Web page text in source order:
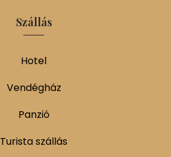
Szállás
Hotel
Vendégház
Panzió
Turista szállás